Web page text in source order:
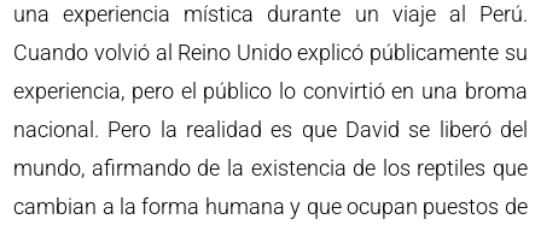
una experiencia mística durante un viaje al Perú.
Cuando volvió al Reino Unido explicó públicamente su
experiencia, pero el público lo convirtió en una broma
nacional. Pero la realidad es que David se liberó del
mundo, afirmando de la existencia de los reptiles que
cambian a la forma humana y que ocupan puestos de